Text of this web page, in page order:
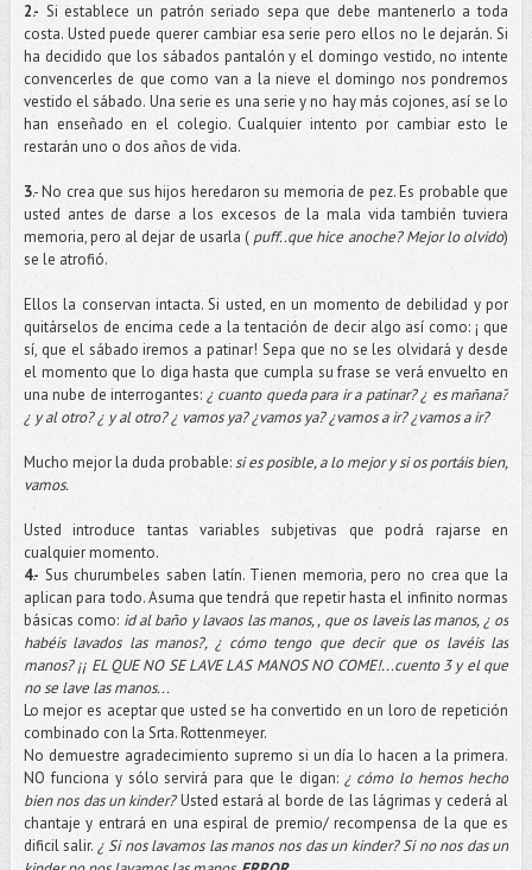
2.- Si establece un patrón seriado sepa que debe mantenerlo a toda
costa. Usted puede querer cambiar esa serie pero ellos no le dejarán. Si
ha decidido que los sábados pantalón y el domingo vestido, no intente
convencerles de que como van a la nieve el domingo nos pondremos
vestido el sábado. Una serie es una serie y no hay más cojones, así se lo
han enseñado en el colegio. Cualquier intento por cambiar esto le
restarán uno o dos años de vida.
3.- No crea que sus hijos heredaron su memoria de pez. Es probable que
usted antes de darse a los excesos de la mala vida también tuviera
memoria, pero al dejar de usarla ( puff..que hice anoche? Mejor lo olvido)
se le atrofió.
Ellos la conservan intacta. Si usted, en un momento de debilidad y por
quitárselos de encima cede a la tentación de decir algo así como: ¡ que
sí, que el sábado iremos a patinar! Sepa que no se les olvidará y desde
el momento que lo diga hasta que cumpla su frase se verá envuelto en
una nube de interrogantes: ¿ cuanto queda para ir a patinar? ¿ es mañana?
¿ y al otro? ¿ y al otro? ¿ vamos ya? ¿vamos ya? ¿vamos a ir? ¿vamos a ir?
Mucho mejor la duda probable:si es posible, a lo mejor y si os portáis bien,
vamos.
Usted introduce tantas variables subjetivas que podrá rajarse en
cualquier momento.
4.- Sus churumbeles saben latín. Tienen memoria, pero no crea que la
aplican para todo. Asuma que tendrá que repetir hasta el infinito normas
básicas como: id al baño y lavaos las manos, , que os laveis las manos, ¿ os
habéis lavados las manos?, ¿ cómo tengo que decir que os lavéis las
manos? ¡¡ EL QUE NO SE LAVE LAS MANOS NO COME!...cuento 3 y el que
no se lave las manos...
Lo mejor es aceptar que usted se ha convertido en un loro de repetición
combinado con la Srta. Rottenmeyer.
No demuestre agradecimiento supremo si un día lo hacen a la primera.
NO funciona y sólo servirá para que le digan: ¿ cómo lo hemos hecho
bien nos das un kinder?Usted estará al borde de las lágrimas y cederá al
chantaje y entrará en una espiral de premio/ recompensa de la que es
dificil salir. ¿ Si nos lavamos las manos nos das un kinder? Si no nos das un